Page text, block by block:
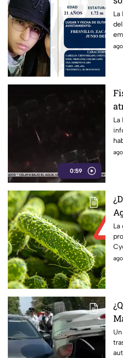
La
0:59
La
de
La